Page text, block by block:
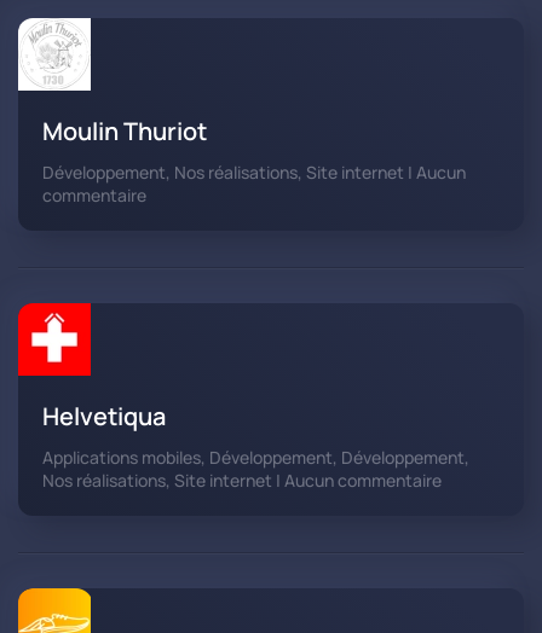
Moulin Thuriot
Développement, Nos réalisations, Site internet | Aucun
commentairesur
Helvetiqua
Applications mobiles, Développement, Développement,
Nos réalisations, Site internet | Aucun commentairesur